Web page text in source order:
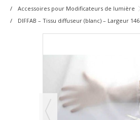
Accessoires pour Modificateurs de lumière
DIFFAB – Tissu diffuseur (blanc) – Largeur